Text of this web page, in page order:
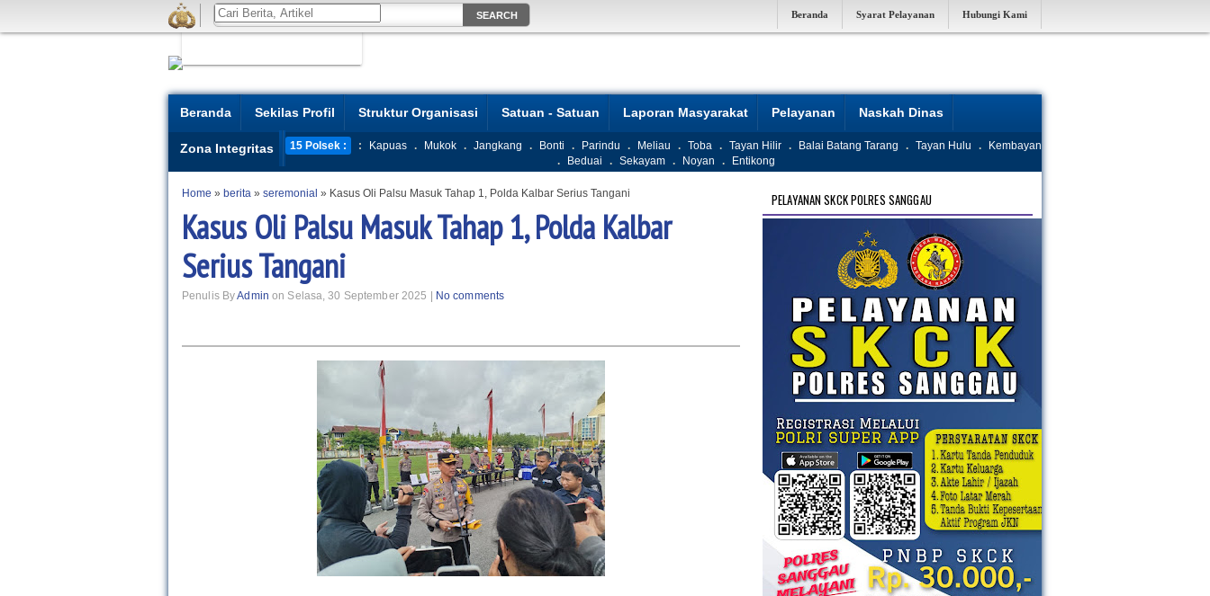
Beranda Syarat Pelayanan Hubungi Kami
Beranda Sekilas Profil Struktur Organisasi Satuan - Satuan Laporan Masyarakat Pelayanan Naskah Dinas
Zona Integritas 15 Polsek : : Kapuas . Mukok . Jangkang . Bonti . Parindu . Meliau . Toba . Tayan Hilir . Balai Batang Tarang . Tayan Hulu .
Kembayan
.
Beduai . Sekayam . Noyan . Entikong
Home » berita » seremonial » Kasus Oli Palsu Masuk Tahap 1, Polda Kalbar Serius Tangani
Kasus Oli Palsu Masuk Tahap 1, Polda Kalbar
Serius Tangani
Penulis ByAdmin on Selasa, 30 September 2025 | No comments
PELAYANAN SKCK POLRES SANGGAU